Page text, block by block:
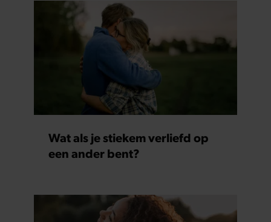
Wat als je stiekem verliefd op
een ander bent?